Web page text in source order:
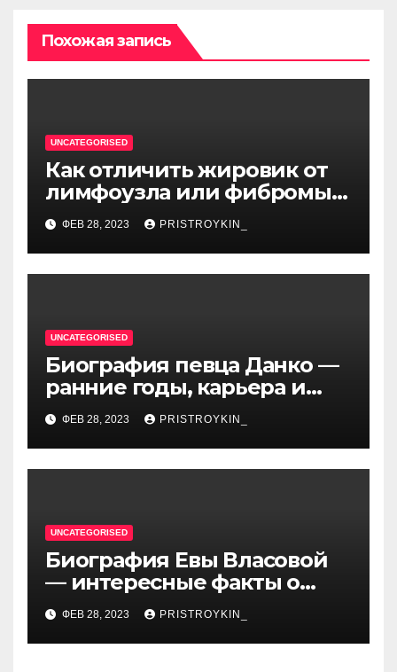
Похожая запись
UNCATEGORISED
Как отличить жировик от
лимфоузла или фибромы
мягких тканей или
гемангиомы
ФЕВ 28, 2023 PRISTROYKIN_
UNCATEGORISED
Биография певца Данко —
ранние годы, карьера и
личная жизнь — все, что вы
хотели знать о
талантливом артисте
ФЕВ 28, 2023 PRISTROYKIN_
UNCATEGORISED
Биография Евы Власовой
— интересные факты о
личной жизни популярной
исполнительницы
ФЕВ 28, 2023 PRISTROYKIN_